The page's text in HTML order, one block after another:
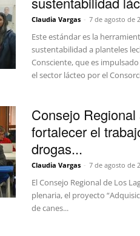
Claudia Vargas - 7 de agosto de
Este estándar es la
sustentabilidad a planteles
Consciente, que es
el sector lácteo por el
Consejo
fortalecer el
drogas...
Claudia Vargas - 7 de agosto de
El Consejo Regional de Los
plenaria, el proyecto
de canes...